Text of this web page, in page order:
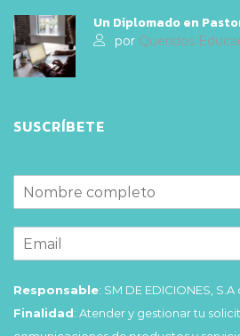
Un Diplomado en
por Queridos
SUSCRÍBETE
Responsable: SM DE EDICIONES, S.A
Finalidad: Atender y gestionar tu